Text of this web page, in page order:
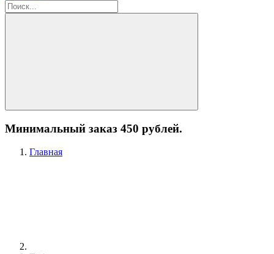
Минимальный заказ 450 рублей.
Главная